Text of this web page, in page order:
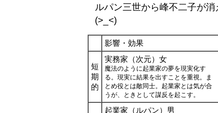
ルパン三世から峰不二子が
(>_<)
影響・効果
短
期
的
実務家（次元）女
魔法のように起業家の夢を現実化す
る。現実に結果を出すことを重視。ま
とめ役とは敵同士。起業家とは気が合
うが、ときとして謀反を起こす。
起業家（ルパン）男